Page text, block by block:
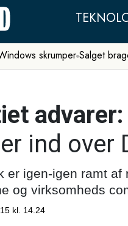
skrumper Salget
advarer:
ind over
er igen-igen ramt
og virksomheds
kl. 14.24